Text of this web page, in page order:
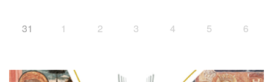
31 1 2 3 4 5 6